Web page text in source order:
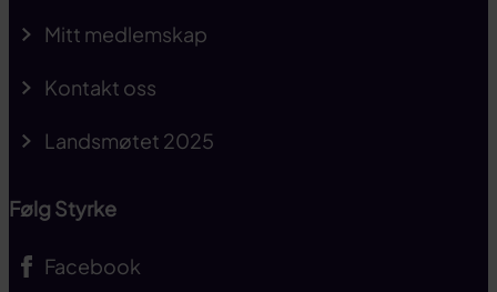
Mitt medlemskap
Kontakt oss
Landsmøtet 2025
Følg Styrke
Facebook